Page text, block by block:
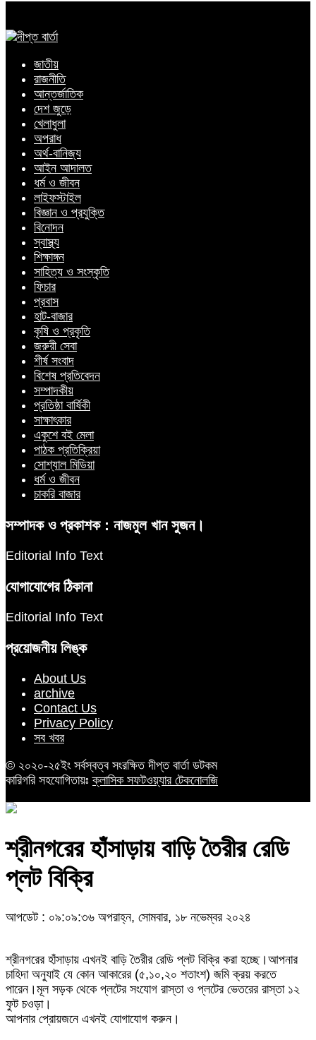
জাতীয়
রাজনীতি
আন্তর্জাতিক
দেশ জুড়ে
খেলাধুলা
অপরাধ
অর্থ-বানিজ্য
আইন আদালত
ধর্ম ও জীবন
লাইফস্টাইল
বিজ্ঞান ও প্রযুক্তি
বিনোদন
স্বাস্থ্য
শিক্ষাঙ্গন
সাহিত্য ও সংস্কৃতি
ফিচার
প্রবাস
হাট-বাজার
কৃষি ও প্রকৃতি
জরুরী সেবা
শীর্ষ সংবাদ
বিশেষ প্রতিবেদন
সম্পাদকীয়
প্রতিষ্ঠা বার্ষিকী
সাক্ষাৎকার
একুশে বই মেলা
পাঠক প্রতিক্রিয়া
সোশ্যাল মিডিয়া
ধর্ম ও জীবন
চাকরি বাজার
সম্পাদক ও প্রকাশক : নাজমুল খান সুজন।
Editorial Info Text
যোগাযোগের ঠিকানা
Editorial Info Text
প্রয়োজনীয় লিঙ্ক
About Us
archive
Contact Us
Privacy Policy
সব খবর
© ২০২০-২৫ইং সর্বস্বত্ব সংরক্ষিত দীপ্ত বার্তা ডটকম
কারিগরি সহযোগিতায়ঃক্লাসিক সফটওয়্যার টেকনোলজি
শ্রীনগরের হাঁসাড়ায় বাড়ি তৈরীর রেডি
প্লট বিক্রি
আপডেট : ০৯:০৯:৩৬ অপরাহ্ন, সোমবার, ১৮ নভেম্বর ২০২৪
শ্রীনগরের হাঁসাড়ায় এখনই বাড়ি তৈরীর রেডি প্লট বিক্রি করা হচ্ছে।আপনার
চাহিদা অনুযাই যে কোন আকারের (৫,১০,২০ শতাংশ) জমি ক্রয় করতে
পারেন।মূল সড়ক থেকে প্লটের সংযোগ রাস্তা ও প্লটের ভেতরের রাস্তা ১২
ফুট চওড়া।
আপনার প্রোয়জনে এখনই যোগাযোগ করুন।